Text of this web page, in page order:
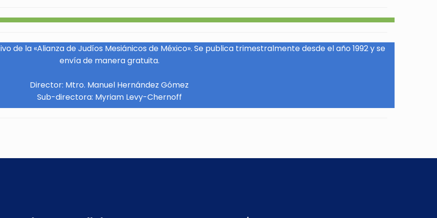
de la «Alianza de Judíos Mesiánicos de México». Se publica trimestralmente desde el año 1992 y se
envía de manera gratuita.
Director: Mtro. Manuel Hernández Gómez
Sub-directora: Myriam Levy-Chernoff